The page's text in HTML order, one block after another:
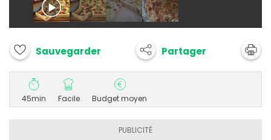
Sauvegarder Partager
45min Facile Budget moyen